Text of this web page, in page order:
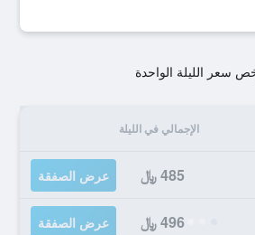
سعر الليلة الواحدة
الإجمالي في الليلة
485 ﷼ عرض الصفقة
496 ﷼ عرض الصفقة